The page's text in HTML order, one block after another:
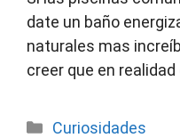
date un baño
naturales mas
creer que en
Categorías
Curiosidades